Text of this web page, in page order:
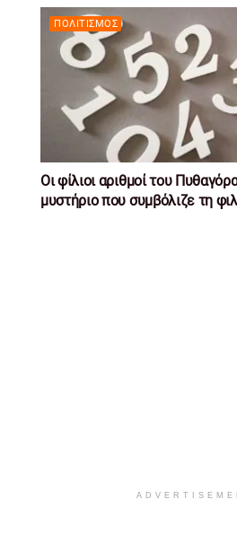
ΠΟΛΙΤΙΣΜΌΣ
Οι φίλιοι αριθμοί του
μυστήριο που συμβόλιζε τη